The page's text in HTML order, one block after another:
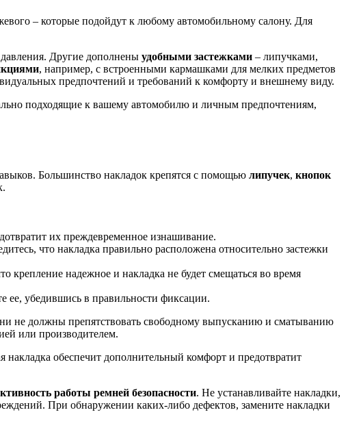
– которые подойдут к любому автомобильному салону. Для
Другие дополнены удобными застежками – липучками,
, например, с встроенными кармашками для мелких предметов
предпочтений и требований к комфорту и внешнему виду.
подходящие к вашему автомобилю и личным предпочтениям,
Большинство накладок крепятся с помощью липучек, кнопок
их преждевременное изнашивание.
что накладка правильно расположена относительно застежки
надежное и накладка не будет смещаться во время
ее, убедившись в правильности фиксации.
не должны препятствовать свободному выпусканию и сматыванию
или производителем.
накладка обеспечит дополнительный комфорт и предотвратит
работы ремней безопасности. Не устанавливайте накладки,
При обнаружении каких-либо дефектов, замените накладки